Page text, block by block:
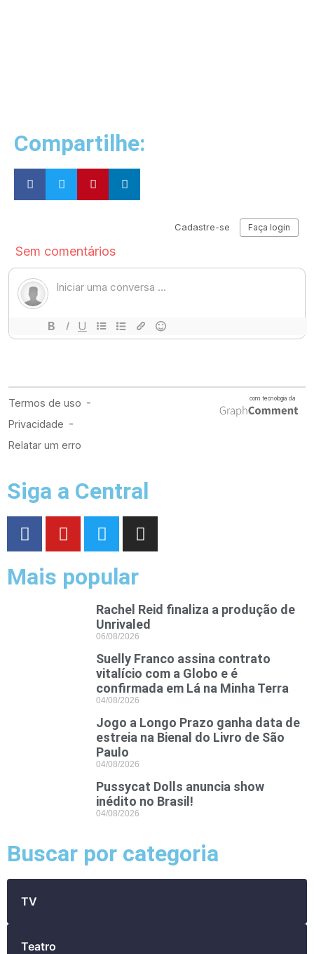
Compartilhe:
Siga a Central
Mais popular
Rachel Reid finaliza a produção de
Unrivaled
06/08/2026
Suelly Franco assina contrato
vitalício com a Globo e é
confirmada em Lá na Minha Terra
04/08/2026
Jogo a Longo Prazo ganha data de
estreia na Bienal do Livro de São
Paulo
04/08/2026
Pussycat Dolls anuncia show
inédito no Brasil!
04/08/2026
Buscar por categoria
TV
Teatro